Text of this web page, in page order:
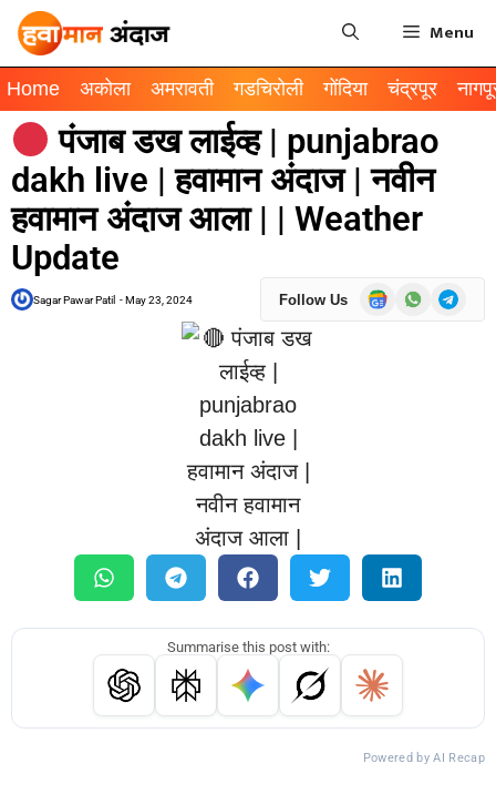
Menu
Home अकोला अमरावती गडचिरोली गोंदिया चंद्रपूर
पंजाब डख लाईव्ह | punjabrao
dakh live | हवामान अंदाज | नवीन
हवामान अंदाज आला | | Weather
Update
Sagar Pawar Patil -May 23, 2024 Follow Us
Summarise this post with:
Powered by AI Recap